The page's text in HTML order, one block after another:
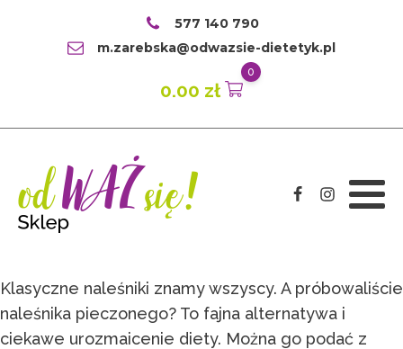
577 140 790
m.zarebska@odwazsie-dietetyk.pl
0.00 zł
0
Klasyczne naleśniki znamy wszyscy. A próbowaliście
naleśnika pieczonego? To fajna alternatywa i
ciekawe urozmaicenie diety. Można go podać z